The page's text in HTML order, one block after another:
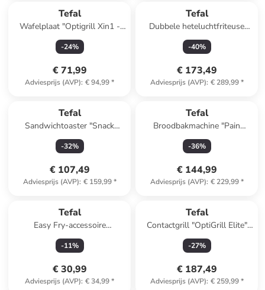
Tefal
Wafelplaat "Optigrill Xin1 -
XA730810" zwart/zilverkleurig
-24%
€ 71,99
Adviesprijs (AVP): € 94,99*
Tefal
Dubbele heteluchtfriteuse
"Dual Easy Fry" zwart - 11 l
-40%
€ 173,49
Adviesprijs (AVP): € 289,99*
Tefal
Sandwichtoaster "Snack
Collection" zilverkleurig
-32%
€ 107,49
Adviesprijs (AVP): € 159,99*
Tefal
Broodbakmachine "Pain
Delices" zilverkleurig/zwart
-36%
€ 144,99
Adviesprijs (AVP): € 229,99*
Tefal
Easy Fry-accessoire
zwart/zilverkleurig
-11%
€ 30,99
Adviesprijs (AVP): € 34,99*
Tefal
Contactgrill "OptiGrill Elite"
zilverkleurig
-27%
€ 187,49
Adviesprijs (AVP): € 259,99*